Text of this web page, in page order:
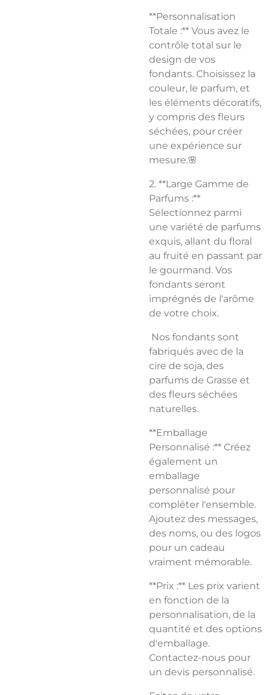
**Personnalisation
Totale :** Vous avez le
contrôle total sur le
design de vos
fondants. Choisissez la
couleur, le parfum, et
les éléments décoratifs,
y compris des fleurs
séchées, pour créer
une expérience sur
mesure.🌸
2. **Large Gamme de
Parfums :**
Sélectionnez parmi
une variété de parfums
exquis, allant du floral
au fruité en passant par
le gourmand. Vos
fondants seront
imprégnés de l'arôme
de votre choix.
Nos fondants sont
fabriqués avec de la
cire de soja, des
parfums de Grasse et
des fleurs séchées
naturelles.
**Emballage
Personnalisé :** Créez
également un
emballage
personnalisé pour
compléter l'ensemble.
Ajoutez des messages,
des noms, ou des logos
pour un cadeau
vraiment mémorable.
**Prix :** Les prix varient
en fonction de la
personnalisation, de la
quantité et des options
d'emballage.
Contactez-nous pour
un devis personnalisé.